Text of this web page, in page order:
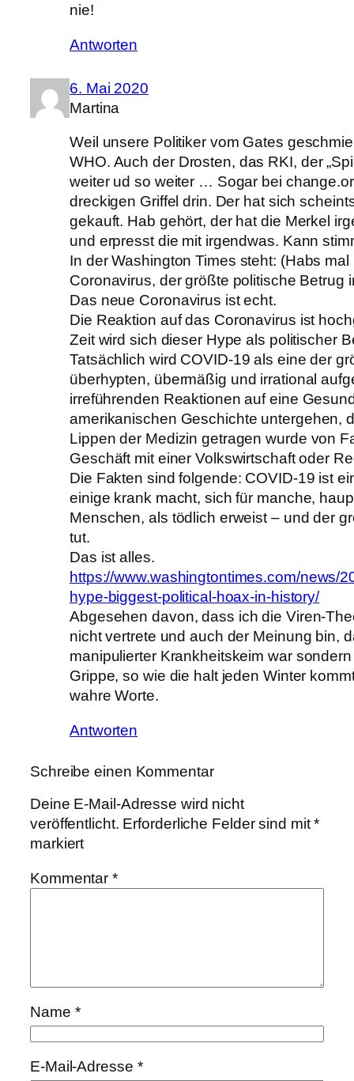
nie!
Antworten
6. Mai 2020
Martina
Weil unsere Politiker vom Gates
WHO. Auch der Drosten, das RKI, der
weiter ud so weiter … Sogar bei
dreckigen Griffel drin. Der hat sich
gekauft. Hab gehört, der hat die Merkel
und erpresst die mit irgendwas. Kann
In der Washington Times steht: (Habs mal
Coronavirus, der größte politische Betrug
Das neue Coronavirus ist echt.
Die Reaktion auf das Coronavirus ist
Zeit wird sich dieser Hype als politischer
Tatsächlich wird COVID-19 als eine der
überhypten, übermäßig und irrational
irreführenden Reaktionen auf eine
amerikanischen Geschichte untergehen,
Lippen der Medizin getragen wurde von
Geschäft mit einer Volkswirtschaft oder
Die Fakten sind folgende: COVID-19 ist
einige krank macht, sich für manche,
Menschen, als tödlich erweist – und der
tut.
Das ist alles.
https://www.washingtontimes.com/news/
hype-biggest-political-hoax-in-history/
Abgesehen davon, dass ich die Viren-
nicht vertrete und auch der Meinung bin,
manipulierter Krankheitskeim war
Grippe, so wie die halt jeden Winter
wahre Worte.
Antworten
Schreibe einen Kommentar
Deine E-Mail-Adresse wird nicht
veröffentlicht. Erforderliche Felder sind mit*
markiert
Kommentar*
Name *
E-Mail-Adresse *